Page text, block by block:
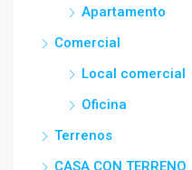
Apartamento
Comercial
Local comercial
Oficina
Terrenos
CASA CON TERRENO